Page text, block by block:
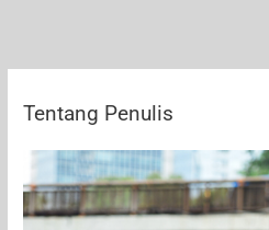
Tentang Penulis